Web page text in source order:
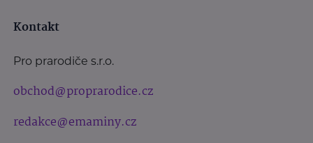
Kontakt
Pro prarodiče s.r.o.
obchod@proprarodice.cz
redakce@emaminy.cz